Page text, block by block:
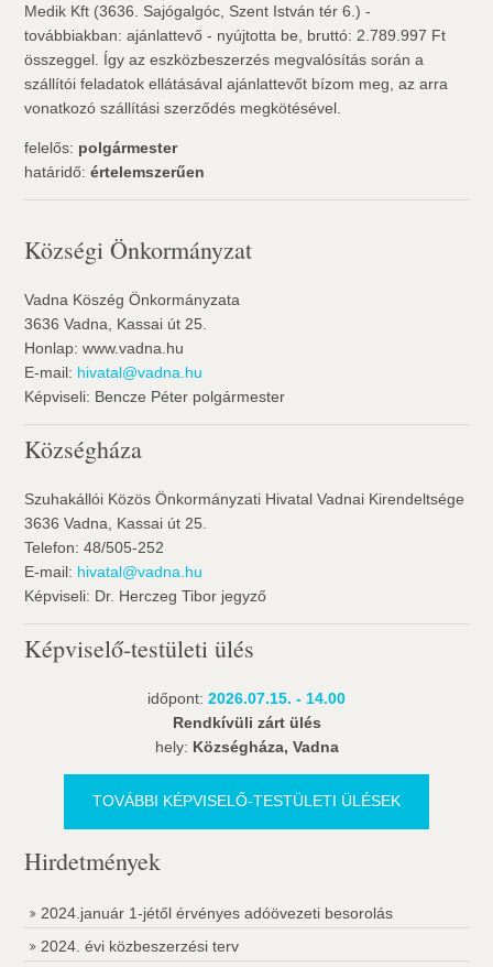
Medik Kft (3636. Sajógalgóc, Szent István tér 6.) -
továbbiakban: ajánlattevő - nyújtotta be, bruttó: 2.789.997 Ft
összeggel. Így az eszközbeszerzés megvalósítás során a
szállítói feladatok ellátásával ajánlattevőt bízom meg, az arra
vonatkozó szállítási szerződés megkötésével.
felelős: polgármester
határidő:értelemszerűen
Községi Önkormányzat
Vadna Köszég Önkormányzata
3636 Vadna, Kassai út 25.
Honlap: www.vadna.hu
E-mail: hivatal@vadna.hu
Képviseli: Bencze Péter polgármester
Községháza
Szuhakállói Közös Önkormányzati Hivatal Vadnai Kirendeltsége
3636 Vadna, Kassai út 25.
Telefon: 48/505-252
E-mail: hivatal@vadna.hu
Képviseli: Dr. Herczeg Tibor jegyző
Képviselő-testületi ülés
időpont: 2026.07.15. - 14.00
Rendkívüli zárt ülés
hely: Községháza, Vadna
TOVÁBBI KÉPVISELŐ-TESTÜLETI ÜLÉSEK
Hirdetmények
2024.január 1-jétől érvényes adóövezeti besorolás
2024. évi közbeszerzési terv